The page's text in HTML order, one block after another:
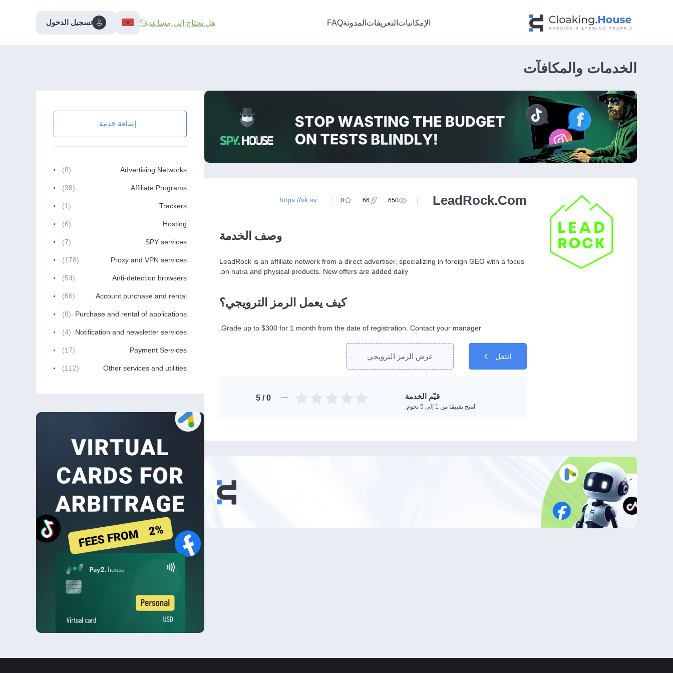
الإمكانيات التعريفات المدونةFAQ هل تحتاج إلى مساعدة؟ تسجيل الدخول
الخدمات والمكافآت
https://vk.sv LeadRock.Com
650
66
0
وصف الخدمة
LeadRock is an affiliate network from a direct advertiser, specializing in foreign GEO with a focus
on nutra and physical products. New offers are added daily.
كيف يعمل الرمز الترويجي؟
Grade up to $300 for 1 month from the date of registration. Contact your manager.
انتقل عرض الرمز الترويجي
قيّم الخدمة
امنح تقييمًا من 1 إلى 5 نجوم.
0
/ 5
إضافة خدمة
Advertising Networks
(8)
Affiliate Programs
(38)
Trackers
(1)
Hosting
(6)
SPY services
(7)
Proxy and VPN services
(178)
Anti-detection browsers
(54)
Account purchase and rental
(66)
Purchase and rental of applications
(8)
Notification and newsletter services
(4)
Payment Services
(17)
Other services and utilities
(112)